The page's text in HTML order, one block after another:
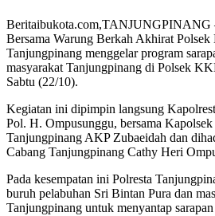
Beritaibukota.com,TANJUNGPINANG
Bersama Warung Berkah Akhirat Polsek
Tanjungpinang menggelar program
masyarakat Tanjungpinang di Polsek
Sabtu (22/10).
Kegiatan ini dipimpin langsung
Pol. H. Ompusunggu, bersama
Tanjungpinang AKP Zubaeidah dan
Cabang Tanjungpinang Cathy Heri
Pada kesempatan ini Polresta
buruh pelabuhan Sri Bintan Pura dan
Tanjungpinang untuk menyantap